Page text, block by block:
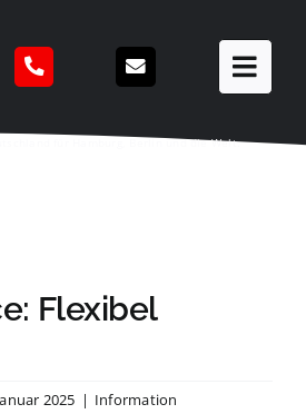
für Hamburg, Berlin und die Welt.
Flexibel
2025 | Information